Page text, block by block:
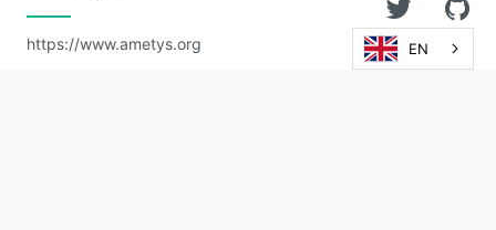
https://www.ametys.org EN